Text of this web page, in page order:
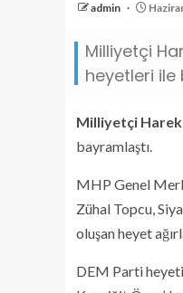
admin
Milliyetçi
heyetleri ile
Milliyetçi
bayramlaştı.
MHP Genel
Zühal Topcu,
oluşan heyet
DEM Parti